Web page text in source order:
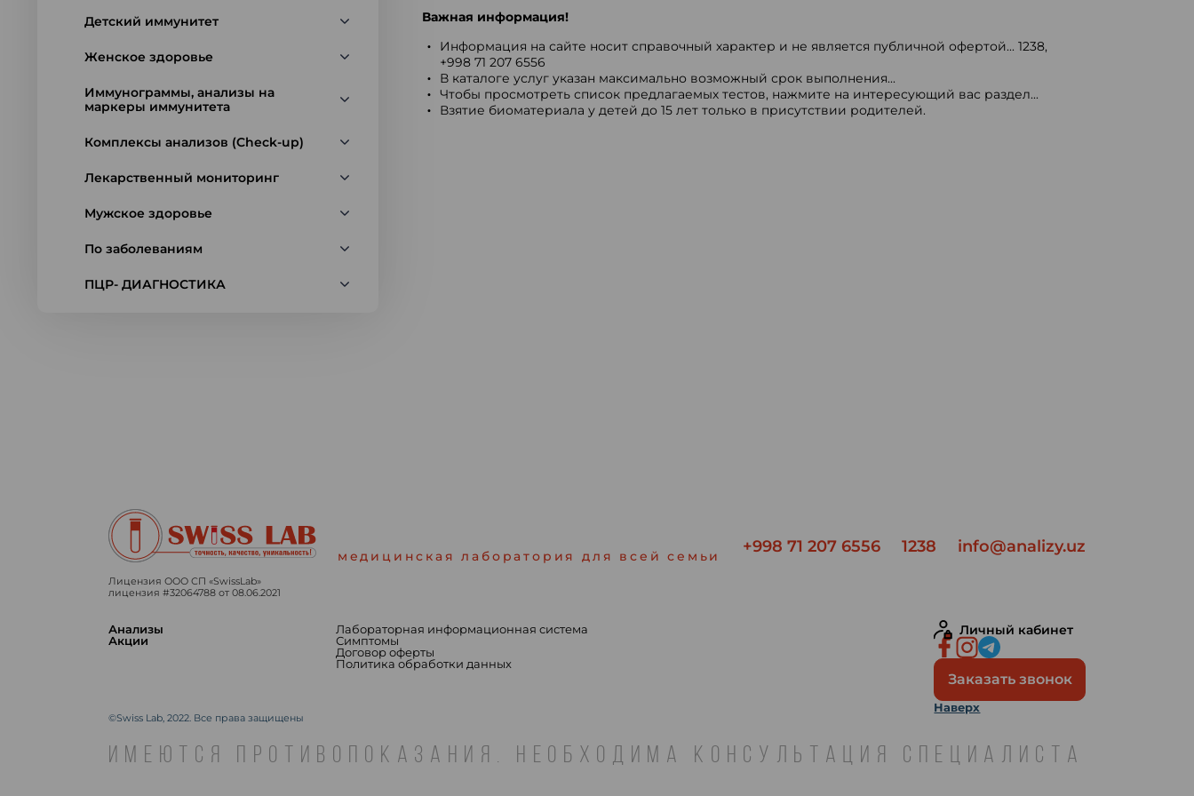
Детский иммунитет
Женское здоровье
Иммунограммы, анализы на
маркеры иммунитета
Комплексы анализов (Check-up)
Лекарственный мониторинг
Мужское здоровье
По заболеваниям
ПЦР- ДИАГНОСТИКА
Важная информация!
Информация на сайте носит справочный характер и не является публичной офертой... 1238,
+998 71 207 6556
В каталоге услуг указан максимально возможный срок выполнения...
Чтобы просмотреть список предлагаемых тестов, нажмите на интересующий вас раздел...
Взятие биоматериала у детей до 15 лет только в присутствии родителей.
медицинская лаборатория для всей семьи +998 71 207 6556 1238 info@analizy.uz
Лицензия ООО СП «SwissLab»
лицензия #32064788 от 08.06.2021
Анализы
Акции
Лабораторная информационная система
Симптомы
Договор оферты
Политика обработки данных
Личный кабинет
Заказать звонок
Наверх
©Swiss Lab, 2022. Все права защищены
ИМЕЮТСЯ ПРОТИВОПОКАЗАНИЯ. НЕОБХОДИМА КОНСУЛЬТАЦИЯ СПЕЦИАЛИСТА